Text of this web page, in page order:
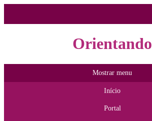
Orientando
Mostrar menu
Início
Portal